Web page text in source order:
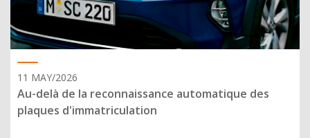
11 MAY/2026
Au-delà de la reconnaissance automatique des
plaques d'immatriculation